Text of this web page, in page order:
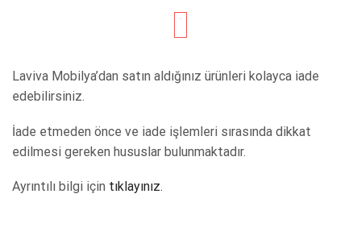
Laviva Mobilya’dan satın aldığınız ürünleri kolayca iade
edebilirsiniz.
İade etmeden önce ve iade işlemleri sırasında dikkat
edilmesi gereken hususlar bulunmaktadır.
Ayrıntılı bilgi için tıklayınız.